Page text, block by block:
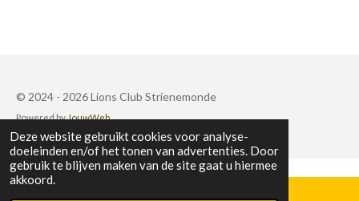
Deze website gebruikt cookies voor analyse-
doeleinden en/of het tonen van advertenties. Door
gebruik te blijven maken van de site gaat u hiermee
akkoord.
© 2024 - 2026 Lions Club Strienemonde
Powered byJouwWeb